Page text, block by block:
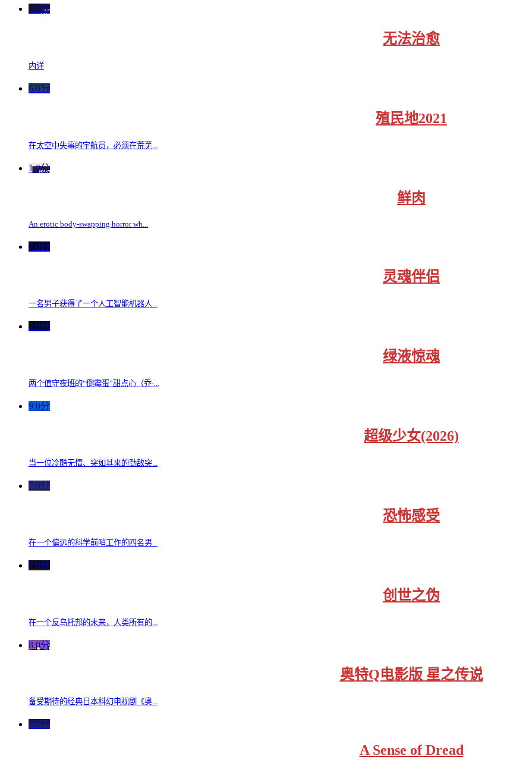
3.0分
无法治愈
内详
6.0分
殖民地2021
在太空中失事的宇航员，必须在荒芜...
1.0分
鲜肉
An erotic body-swapping horror wh...
7.0分
灵魂伴侣
一名男子获得了一个人工智能机器人...
2.0分
绿液惊魂
两个值守夜班的“倒霉蛋”甜点心（乔·...
9.0分
超级少女(2026)
当一位冷酷无情、突如其来的劲敌突...
7.0分
恐怖感受
在一个偏远的科学前哨工作的四名男...
7.0分
创世之伪
在一个反乌托邦的未来，人类所有的...
8.0分
奥特Q电影版 星之传说
备受期待的经典日本科幻电视剧《奥...
3.0分
A Sense of Dread